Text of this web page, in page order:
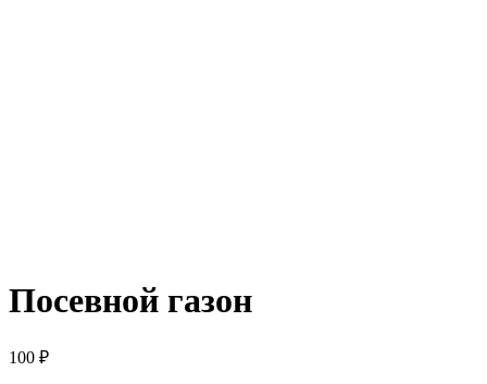
Посевной газон
100 ₽